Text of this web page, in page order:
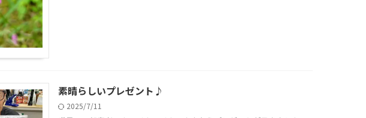
素晴らしいプレゼント♪
2025/7/11